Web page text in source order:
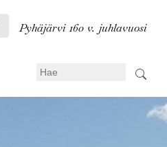
pääsisältöön
Pyhäjärvi 160 v. juhlavuosi
Search